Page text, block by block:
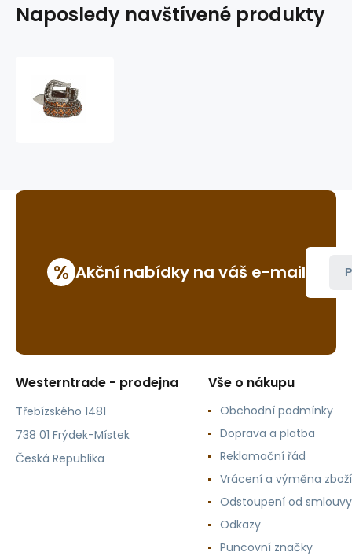
Naposledy navštívené produkty
% Akční nabídky na váš e-mail
Westerntrade - prodejna
Třebízského 1481
738 01 Frýdek-Místek
Česká Republika
Vše o nákupu
Obchodní podmínky
Doprava a platba
Reklamační řád
Vrácení a výměna zboží
Odstoupení od smlouvy
Odkazy
Puncovní značky